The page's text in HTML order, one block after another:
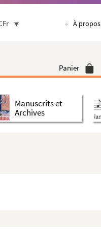
À propos
Panier
Manuscrits et
Archives